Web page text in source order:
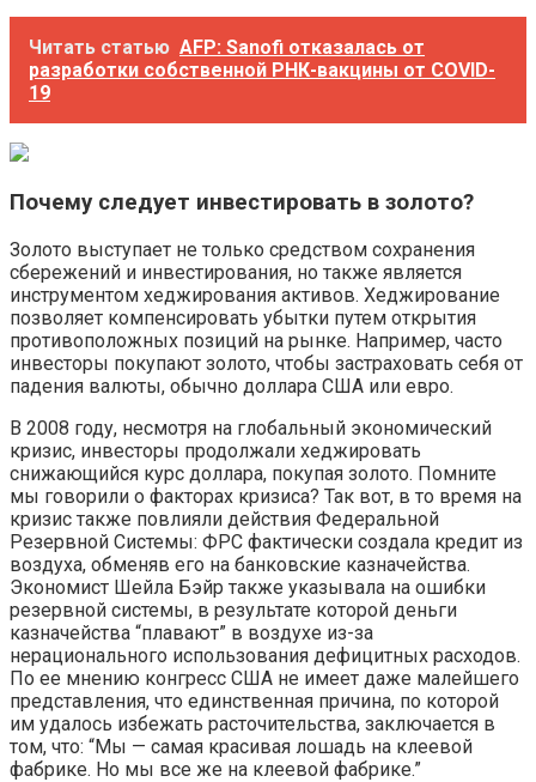
Читать статью AFP: Sanofi отказалась от
разработки собственной РНК-вакцины от COVID-
19
Почему следует инвестировать в золото?
Золото выступает не только средством сохранения
сбережений и инвестирования, но также является
инструментом хеджирования активов. Хеджирование
позволяет компенсировать убытки путем открытия
противоположных позиций на рынке. Например, часто
инвесторы покупают золото, чтобы застраховать себя от
падения валюты, обычно доллара США или евро.
В 2008 году, несмотря на глобальный экономический
кризис, инвесторы продолжали хеджировать
снижающийся курс доллара, покупая золото. Помните
мы говорили о факторах кризиса? Так вот, в то время на
кризис также повлияли действия Федеральной
Резервной Системы: ФРС фактически создала кредит из
воздуха, обменяв его на банковские казначейства.
Экономист Шейла Бэйр также указывала на ошибки
резервной системы, в результате которой деньги
казначейства “плавают” в воздухе из-за
нерационального использования дефицитных расходов.
По ее мнению конгресс США не имеет даже малейшего
представления, что единственная причина, по которой
им удалось избежать расточительства, заключается в
том, что: “Мы — самая красивая лошадь на клеевой
фабрике. Но мы все же на клеевой фабрике.”